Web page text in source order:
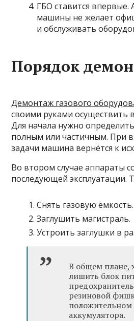
ГБО ставится впервые.
машины не желает
и обслуживать
Порядок
Демонтаж газового
своими руками осуществить
Для начала нужно
полным или частичным. При
задачи машина вернётся к
Во втором случае аппараты
последующей эксплуатации.
Снять газовую ёмкость.
Заглушить магистраль.
Устроить заглушки в
В общем плане,
лишить блок
резиновой
положительном
аккумулятора.